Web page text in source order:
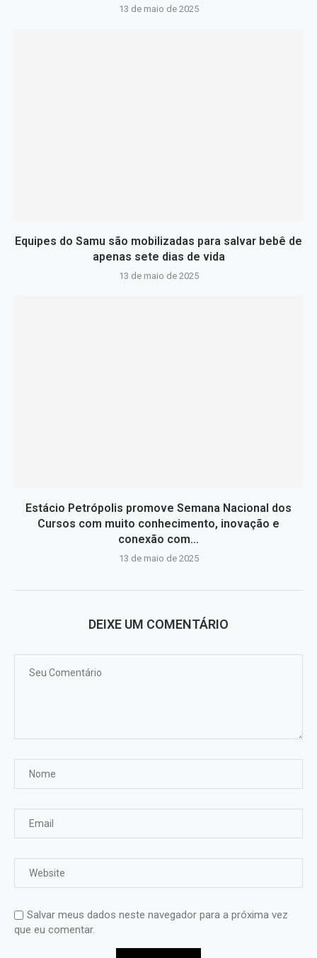
13 de maio de 2025
Equipes do Samu são mobilizadas para salvar bebê de
apenas sete dias de vida
13 de maio de 2025
Estácio Petrópolis promove Semana Nacional dos
Cursos com muito conhecimento, inovação e
conexão com...
13 de maio de 2025
DEIXE UM COMENTÁRIO
Salvar meus dados neste navegador para a próxima vez
que eu comentar.